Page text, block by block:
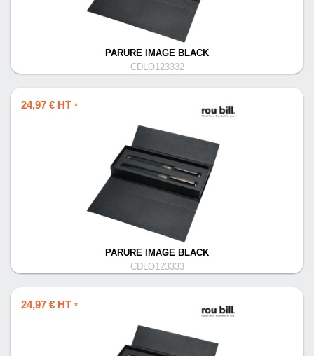
PARURE IMAGE BLACK
CDLO123332
24,97 € HT *
PARURE IMAGE BLACK
CDLO123333
24,97 € HT *